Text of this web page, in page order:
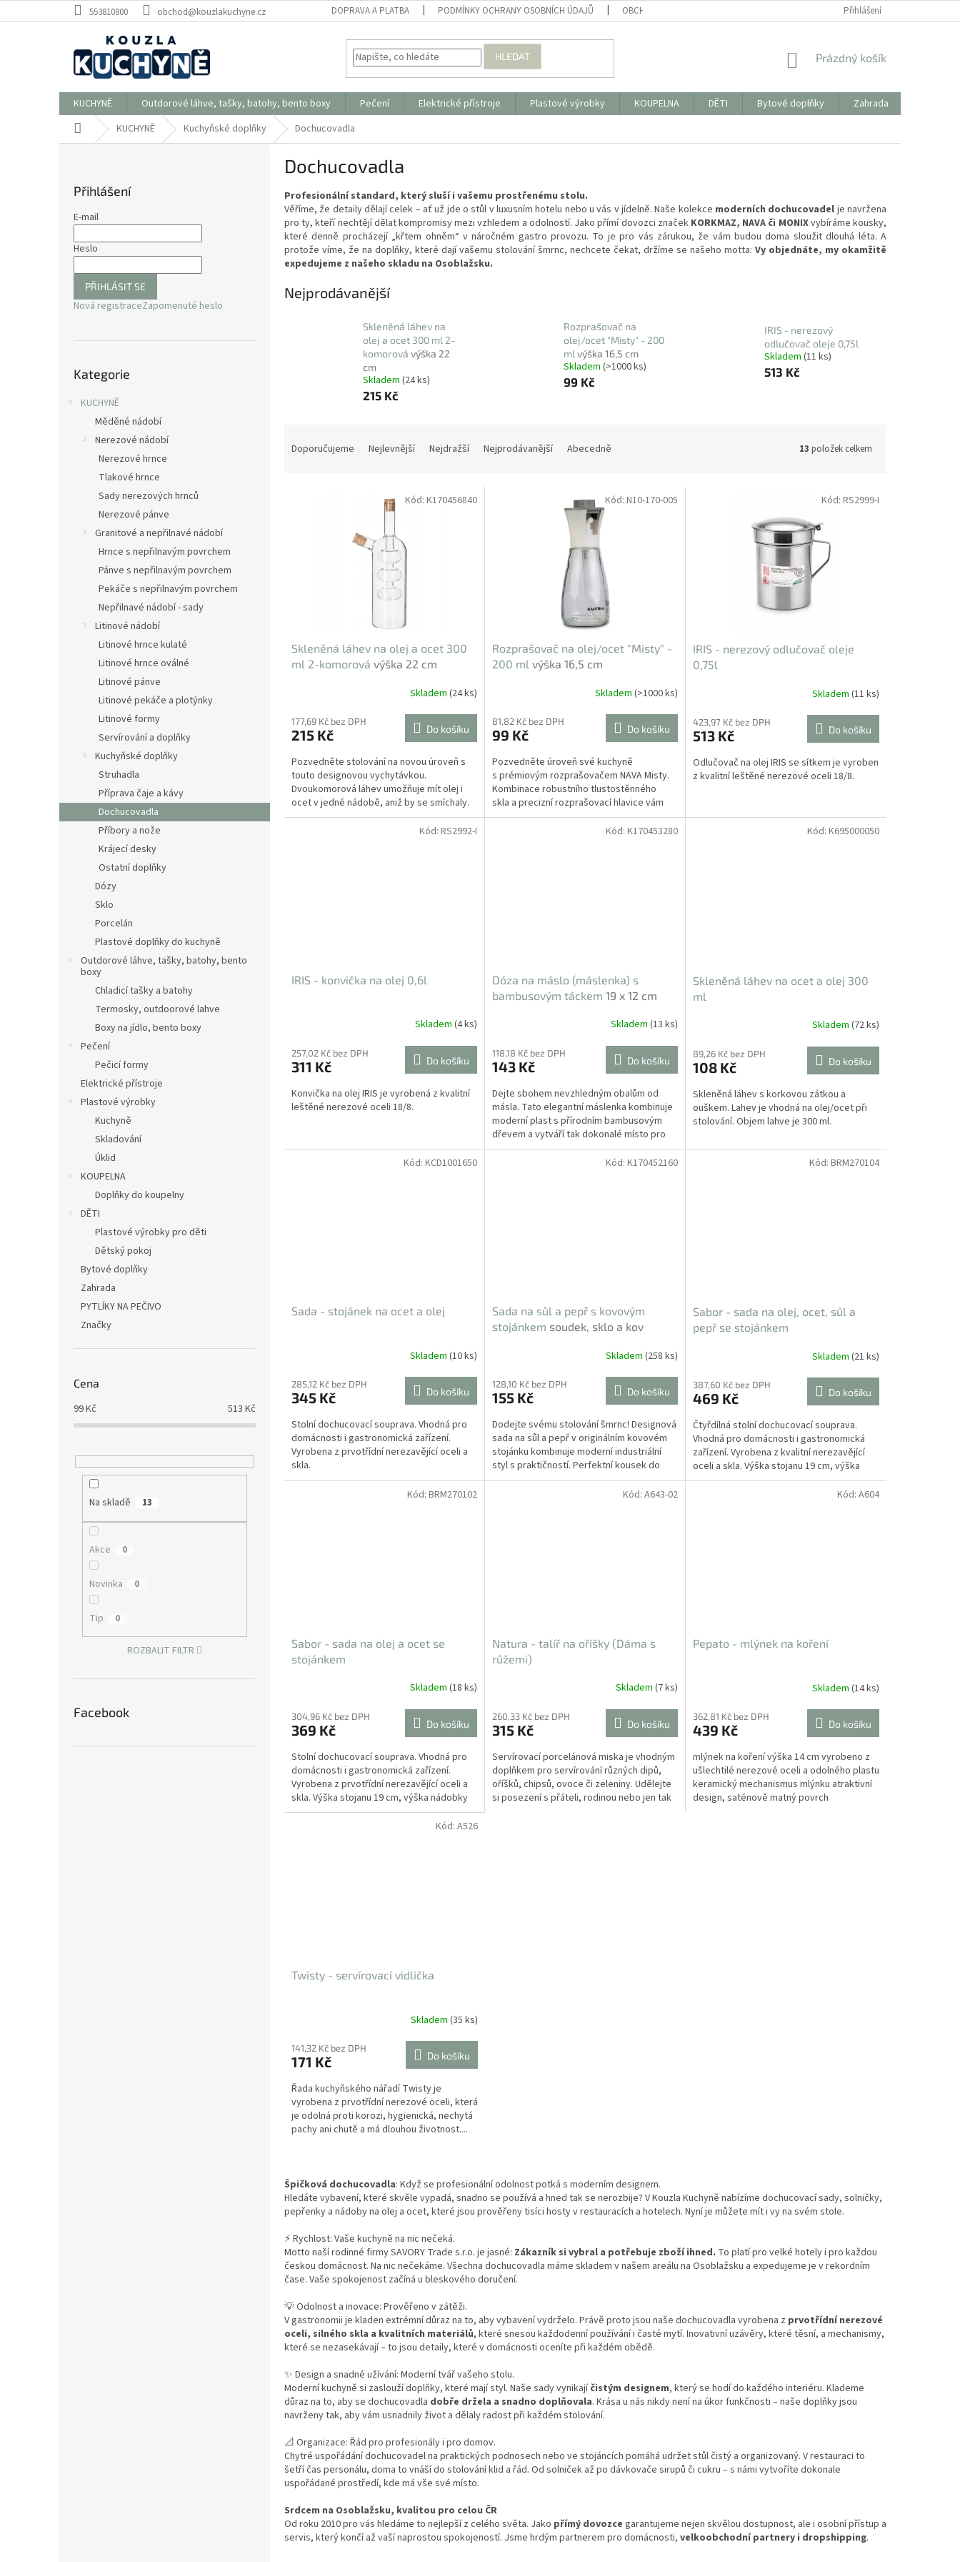
na
553810800 obchod@kouzlakuchyne.cz DOPRAVA A PLATBA PODMÍNKY OCHRANY OSOBNÍCH ÚDAJŮ OBCHODNÍ PODMÍNKY FORMULÁŘ KE STAŽENÍ PRO VRÁCENÍ ZBOŽÍ/REKLAMACI
Přihlášení
HLEDAT
NÁKUPNÍ
Prázdný košík
KUCHYNĚ Outdorové láhve, tašky, batohy, bento boxy Pečení Elektrické přístroje Plastové výrobky KOUPELNA DĚTI Bytové doplňky Zahrada
Domů KUCHYNĚ Kuchyňské doplňky Dochucovadla
Přihlášení
E-mail
Heslo
PŘIHLÁSIT SE
Nová registraceZapomenuté heslo
kategorie
Kategorie
KUCHYNĚ
Měděné nádobí
Nerezové nádobí
Nerezové hrnce
Tlakové hrnce
Sady nerezových hrnců
Nerezové pánve
Granitové a nepřilnavé nádobí
Hrnce s nepřilnavým povrchem
Pánve s nepřilnavým povrchem
Pekáče s nepřilnavým povrchem
Nepřilnavé nádobí - sady
Litinové nádobí
Litinové hrnce kulaté
Litinové hrnce oválné
Litinové pánve
Litinové pekáče a plotýnky
Litinové formy
Servírování a doplňky
Kuchyňské doplňky
Struhadla
Příprava čaje a kávy
Dochucovadla
Příbory a nože
Krájecí desky
Ostatní doplňky
Dózy
Sklo
Porcelán
Plastové doplňky do kuchyně
Outdorové láhve, tašky, batohy, bento
boxy
Chladicí tašky a batohy
Termosky, outdoorové lahve
Boxy na jídlo, bento boxy
Pečení
Pečicí formy
Elektrické přístroje
Plastové výrobky
Kuchyně
Skladování
Úklid
KOUPELNA
Doplňky do koupelny
DĚTI
Plastové výrobky pro děti
Dětský pokoj
Bytové doplňky
Zahrada
PYTLÍKY NA PEČIVO
Značky
Cena
99Kč 513 Kč
Na skladě 13
Akce 0
Novinka 0
Tip 0
ROZBALIT FILTR
Facebook
Dochucovadla
Profesionální standard, který sluší i vašemu prostřenému stolu.
Věříme, že detaily dělají celek – ať už jde o stůl v luxusním hotelu nebo u vás v jídelně. Naše kolekce moderních dochucovadel je navržena
pro ty, kteří nechtějí dělat kompromisy mezi vzhledem a odolností. Jako přímí dovozci značek KORKMAZ, NAVA či MONIXvybíráme kousky,
které denně procházejí „křtem ohněm“ v náročném gastro provozu. To je pro vás zárukou, že vám budou doma sloužit dlouhá léta. A
protože víme, že na doplňky, které dají vašemu stolování šmrnc, nechcete čekat, držíme se našeho motta: Vy objednáte, my okamžitě
expedujeme z našeho skladu na Osoblažsku.
Nejprodávanější
Skleněná láhev na
olej a ocet 300 ml 2-
komorová výška 22
cm
Skladem (24 ks)
215 Kč
Rozprašovač na
olej/ocet "Misty" - 200
ml výška 16,5 cm
Skladem (>1000 ks)
99 Kč
IRIS - nerezový
odlučovač oleje 0,75l
Skladem (11 ks)
513 Kč
Doporučujeme Nejlevnější Nejdražší Nejprodávanější Abecedně 13 položek celkem
Skleněná láhev na olej a ocet 300
ml 2-komorová výška 22 cm
Skladem (24 ks)
177,69 Kč bez DPH
215 Kč Do košíku
Pozvedněte stolování na novou úroveň s
touto designovou vychytávkou.
Dvoukomorová láhev umožňuje mít olej i
ocet v jedné nádobě, aniž by se smíchaly.
Fascinující vizuální efekt...
Kód: K170456840
Rozprašovač na olej/ocet "Misty" -
200 ml výška 16,5 cm
Skladem (>1000 ks)
81,82 Kč bez DPH
99 Kč Do košíku
Pozvedněte úroveň své kuchyně
s prémiovým rozprašovačem NAVA Misty.
Kombinace robustního tlustostěnného
skla a precizní rozprašovací hlavice vám
umožní nanášet...
Kód: N10-170-005
IRIS - nerezový odlučovač oleje
0,75l
Skladem (11 ks)
423,97 Kč bez DPH
513 Kč Do košíku
Odlučovač na olej IRIS se sítkem je vyroben
z kvalitní leštěné nerezové oceli 18/8.
Kód: RS2999-I
IRIS - konvička na olej 0,6l
Skladem (4 ks)
257,02 Kč bez DPH
311 Kč Do košíku
Konvička na olej IRIS je vyrobená z kvalitní
leštěné nerezové oceli 18/8.
Kód: RS2992-I
Dóza na máslo (máslenka) s
bambusovým táckem 19 x 12 cm
Skladem (13 ks)
118,18 Kč bez DPH
143 Kč Do košíku
Dejte sbohem nevzhledným obalům od
másla. Tato elegantní máslenka kombinuje
moderní plast s přírodním bambusovým
dřevem a vytváří tak dokonalé místo pro
uchování vašeho másla....
Kód: K170453280
Skleněná láhev na ocet a olej 300
ml
Skladem (72 ks)
89,26 Kč bez DPH
108 Kč Do košíku
Skleněná láhev s korkovou zátkou a
ouškem. Lahev je vhodná na olej/ocet při
stolování. Objem lahve je 300 ml.
Kód: K695000050
Sada - stojánek na ocet a olej
Skladem (10 ks)
285,12 Kč bez DPH
345 Kč Do košíku
Stolní dochucovací souprava. Vhodná pro
domácnosti i gastronomická zařízení.
Vyrobena z prvotřídní nerezavějící oceli a
skla.
Kód: KCD1001650
Sada na sůl a pepř s kovovým
stojánkem soudek, sklo a kov
Skladem (258 ks)
128,10 Kč bez DPH
155 Kč Do košíku
Dodejte svému stolování šmrnc! Designová
sada na sůl a pepř v originálním kovovém
stojánku kombinuje moderní industriální
styl s praktičností. Perfektní kousek do
moderní...
Kód: K170452160
Sabor - sada na olej, ocet, sůl a
pepř se stojánkem
Skladem (21 ks)
387,60 Kč bez DPH
469 Kč Do košíku
Čtyřdílná stolní dochucovací souprava.
Vhodná pro domácnosti i gastronomická
zařízení. Vyrobena z kvalitní nerezavějící
oceli a skla. Výška stojanu 19 cm, výška
nádobek na olej...
Kód: BRM270104
Sabor - sada na olej a ocet se
stojánkem
Skladem (18 ks)
304,96 Kč bez DPH
369 Kč Do košíku
Stolní dochucovací souprava. Vhodná pro
domácnosti i gastronomická zařízení.
Vyrobena z prvotřídní nerezavějící oceli a
skla. Výška stojanu 19 cm, výška nádobky
16 cm
Kód: BRM270102
Natura - talíř na oříšky (Dáma s
růžemi)
Skladem (7 ks)
260,33 Kč bez DPH
315 Kč Do košíku
Servírovací porcelánová miska je vhodným
doplňkem pro servírování různých dipů,
oříšků, chipsů, ovoce či zeleniny. Udělejte
si posezení s přáteli, rodinou nebo jen tak
Kód: A643-02
Pepato - mlýnek na koření
Skladem (14 ks)
362,81 Kč bez DPH
439 Kč Do košíku
mlýnek na koření výška 14 cm vyrobeno z
ušlechtilé nerezové oceli a odolného plastu
keramický mechanismus mlýnku atraktivní
design, saténově matný povrch
Kód: A604
Twisty - servírovací vidlička
Skladem (35 ks)
141,32 Kč bez DPH
171 Kč Do košíku
Řada kuchyňského nářadí Twisty je
vyrobena z prvotřídní nerezové oceli, která
je odolná proti korozi, hygienická, nechytá
pachy ani chutě a má dlouhou životnost....
Kód: A526
v
l
á
d
í
p
y
v
ý
i
s
u
Špičková dochucovadla: Když se profesionální odolnost potká s moderním designem.
Hledáte vybavení, které skvěle vypadá, snadno se používá a hned tak se nerozbije? V Kouzla Kuchyně nabízíme dochucovací sady, solničky,
pepřenky a nádoby na olej a ocet, které jsou prověřeny tisíci hosty v restauracích a hotelech. Nyní je můžete mít i vy na svém stole.
⚡ Rychlost: Vaše kuchyně na nic nečeká.
Motto naší rodinné firmy SAVORY Trade s.r.o. je jasné: Zákazník si vybral a potřebuje zboží ihned. To platí pro velké hotely i pro každou
českou domácnost. Na nic nečekáme. Všechna dochucovadla máme skladem v našem areálu na Osoblažsku a expedujeme je v rekordním
čase. Vaše spokojenost začíná u bleskového doručení.
💡 Odolnost a inovace: Prověřeno v zátěži.
V gastronomii je kladen extrémní důraz na to, aby vybavení vydrželo. Právě proto jsou naše dochucovadla vyrobena z prvotřídní nerezové
oceli, silného skla a kvalitních materiálů, které snesou každodenní používání i časté mytí. Inovativní uzávěry, které těsní, a mechanismy,
které se nezasekávají – to jsou detaily, které v domácnosti oceníte při každém obědě.
✨ Design a snadné užívání: Moderní tvář vašeho stolu.
Moderní kuchyně si zaslouží doplňky, které mají styl. Naše sady vynikají čistým designem, který se hodí do každého interiéru. Klademe
důraz na to, aby se dochucovadla dobře držela a snadno doplňovala. Krása u nás nikdy není na úkor funkčnosti – naše doplňky jsou
navrženy tak, aby vám usnadnily život a dělaly radost při každém stolování.
📐 Organizace: Řád pro profesionály i pro domov.
Chytré uspořádání dochucovadel na praktických podnosech nebo ve stojáncích pomáhá udržet stůl čistý a organizovaný. V restauraci to
šetří čas personálu, doma to vnáší do stolování klid a řád. Od solniček až po dávkovače sirupů či cukru – s námi vytvoříte dokonale
uspořádané prostředí, kde má vše své místo.
Srdcem na Osoblažsku, kvalitou pro celou ČR
Od roku 2010 pro vás hledáme to nejlepší z celého světa. Jako přímý dovozce garantujeme nejen skvělou dostupnost, ale i osobní přístup a
servis, který končí až vaší naprostou spokojeností. Jsme hrdým partnerem pro domácnosti, velkoobchodní partnery i dropshipping.